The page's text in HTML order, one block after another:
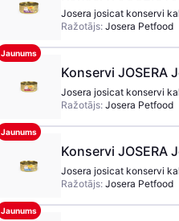
Josera josicat konservi
Ražotājs: Josera Petfood
Jaunums
Konservi JOSERA
Josera josicat konservi
Ražotājs: Josera Petfood
Jaunums
Konservi JOSERA
Josera josicat konservi
Ražotājs: Josera Petfood
Jaunums